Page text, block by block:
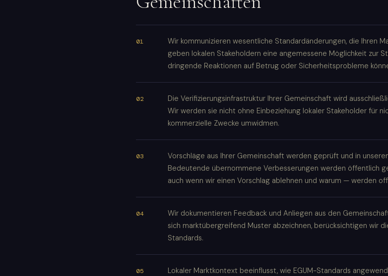
Wir kommunizieren wesentliche Standardänderungen, die Ihren
geben lokalen Stakeholdern eine angemessene Möglichkeit zur
dringende Reaktionen auf Betrug oder Sicherheitsprobleme
Die Verifizierungsinfrastruktur Ihrer Gemeinschaft wird
Wir werden sie nicht ohne Einbeziehung lokaler Stakeholder für
kommerzielle Zwecke umwidmen.
Vorschläge aus Ihrer Gemeinschaft werden geprüft und in
Bedeutende übernommene Verbesserungen werden öffentlich
auch wenn wir einen Vorschlag ablehnen und warum — werden
Wir dokumentieren Feedback und Anliegen aus den
sich marktübergreifend Muster abzeichnen, berücksichtigen wir
Standards.
Lokaler Marktkontext beeinflusst, wie EGUM-Standards